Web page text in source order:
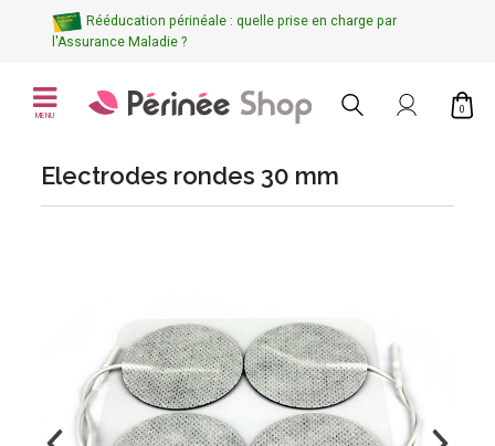
Rééducation périnéale : quelle prise en charge par
l'Assurance Maladie ?
MENU
0
Electrodes rondes 30 mm